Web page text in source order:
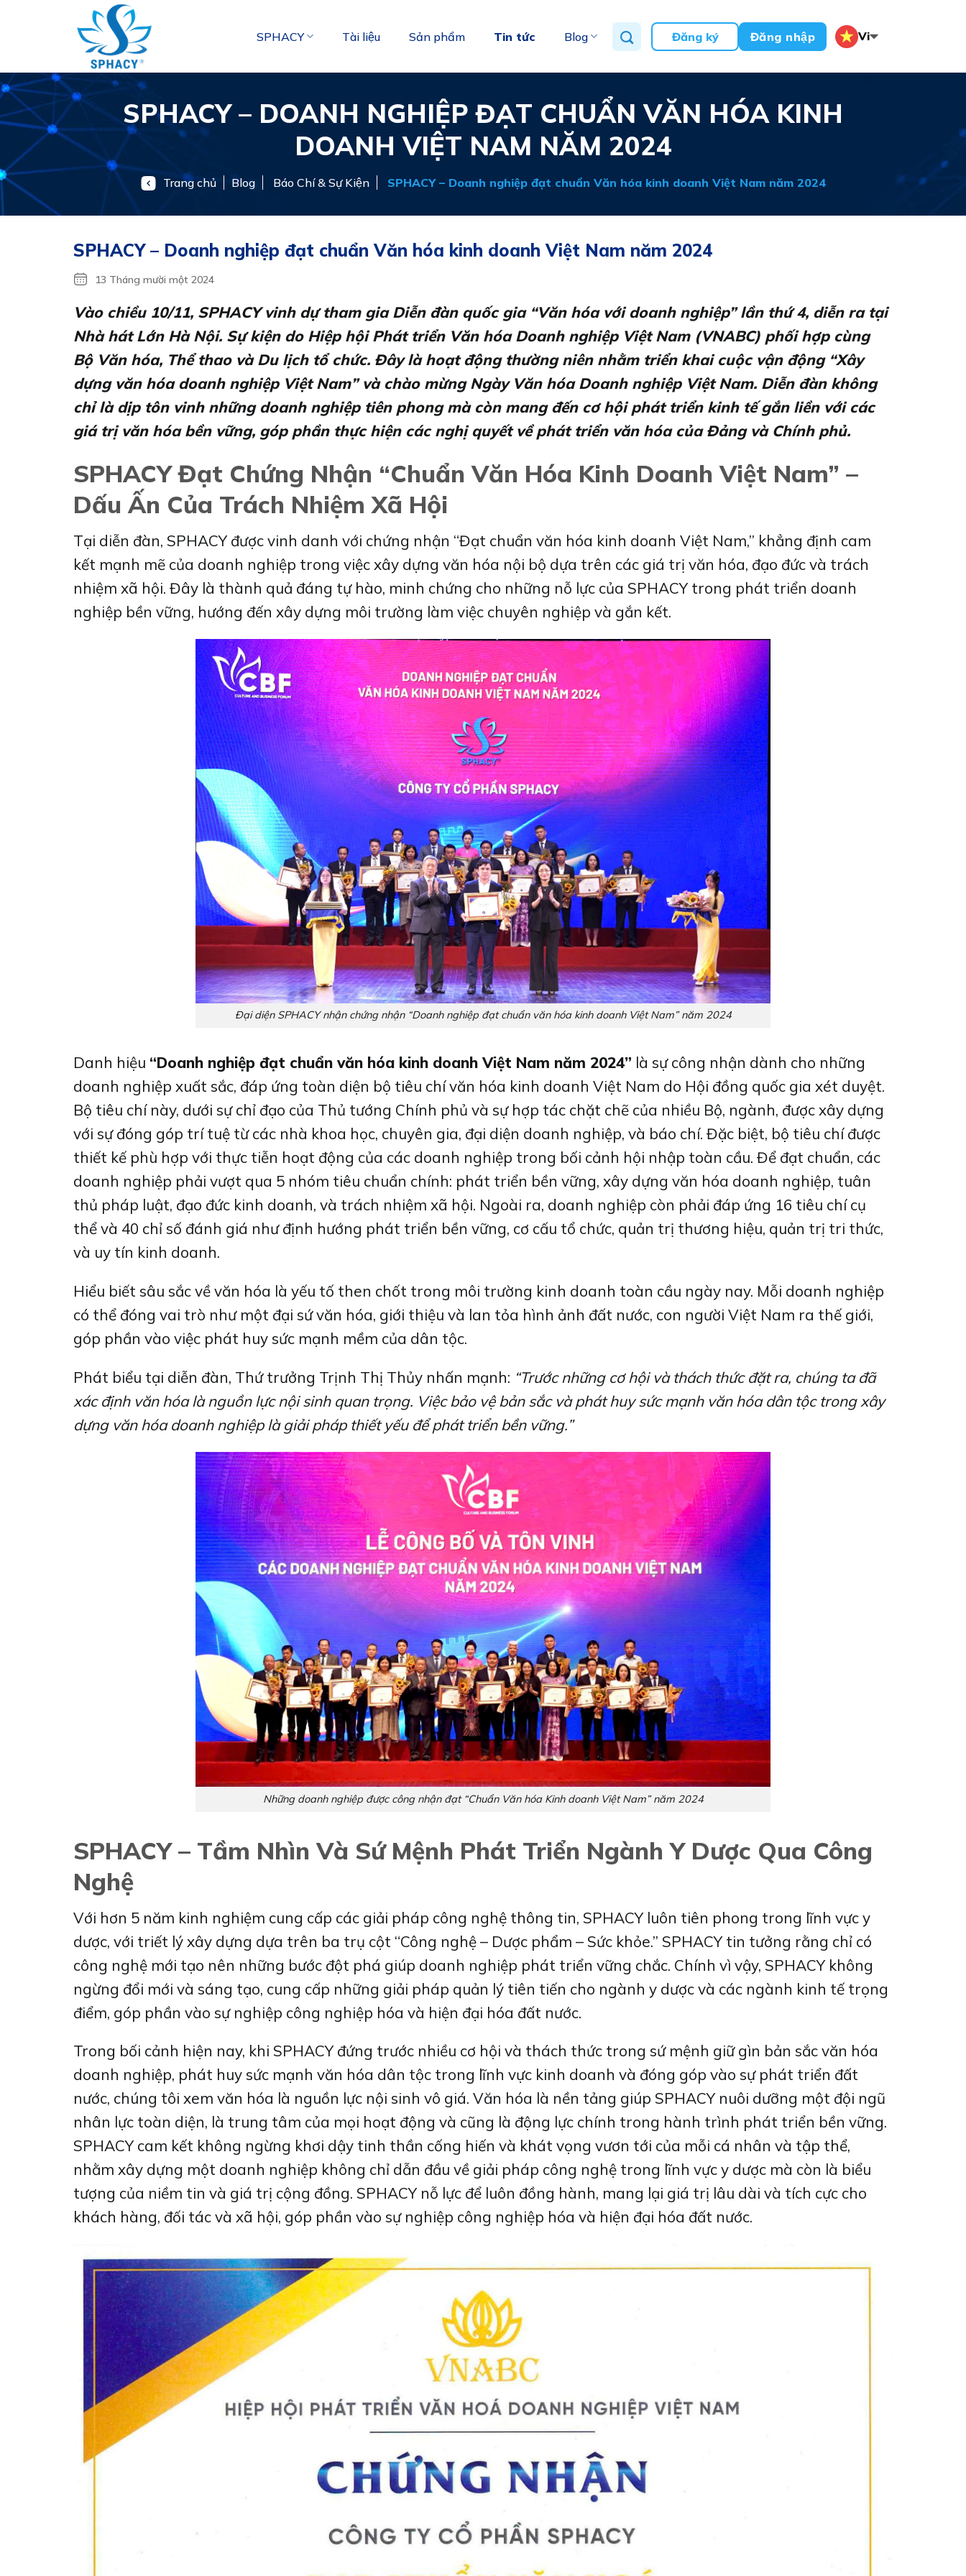
SPHACY Tài liệu Sản phẩm Tin tức Blog Đăng ký Đăng nhập Vi
SPHACY – DOANH NGHIỆP ĐẠT CHUẨN VĂN HÓA KINH
DOANH VIỆT NAM NĂM 2024
Trang chủ Blog Báo Chí & Sự Kiện SPHACY – Doanh nghiệp đạt chuẩn Văn hóa kinh doanh Việt Nam năm 2024
SPHACY – Doanh nghiệp đạt chuẩn Văn hóa kinh doanh Việt Nam năm 2024
13 Tháng mười một 2024
Vào chiều 10/11, SPHACY vinh dự tham gia Diễn đàn quốc gia “Văn hóa với doanh nghiệp” lần thứ 4, diễn ra tại
Nhà hát Lớn Hà Nội. Sự kiện do Hiệp hội Phát triển Văn hóa Doanh nghiệp Việt Nam (VNABC) phối hợp cùng
Bộ Văn hóa, Thể thao và Du lịch tổ chức. Đây là hoạt động thường niên nhằm triển khai cuộc vận động “Xây
dựng văn hóa doanh nghiệp Việt Nam” và chào mừng Ngày Văn hóa Doanh nghiệp Việt Nam. Diễn đàn không
chỉ là dịp tôn vinh những doanh nghiệp tiên phong mà còn mang đến cơ hội phát triển kinh tế gắn liền với các
giá trị văn hóa bền vững, góp phần thực hiện các nghị quyết về phát triển văn hóa của Đảng và Chính phủ.
SPHACY Đạt Chứng Nhận “Chuẩn Văn Hóa Kinh Doanh Việt Nam” –
Dấu Ấn Của Trách Nhiệm Xã Hội
Tại diễn đàn, SPHACY được vinh danh với chứng nhận “Đạt chuẩn văn hóa kinh doanh Việt Nam,” khẳng định cam
kết mạnh mẽ của doanh nghiệp trong việc xây dựng văn hóa nội bộ dựa trên các giá trị văn hóa, đạo đức và trách
nhiệm xã hội. Đây là thành quả đáng tự hào, minh chứng cho những nỗ lực của SPHACY trong phát triển doanh
nghiệp bền vững, hướng đến xây dựng môi trường làm việc chuyên nghiệp và gắn kết.
Đại diện SPHACY nhận chứng nhận “Doanh nghiệp đạt chuẩn văn hóa kinh doanh Việt Nam” năm 2024
Danh hiệu “Doanh nghiệp đạt chuẩn văn hóa kinh doanh Việt Nam năm 2024” là sự công nhận dành cho những
doanh nghiệp xuất sắc, đáp ứng toàn diện bộ tiêu chí văn hóa kinh doanh Việt Nam do Hội đồng quốc gia xét duyệt.
Bộ tiêu chí này, dưới sự chỉ đạo của Thủ tướng Chính phủ và sự hợp tác chặt chẽ của nhiều Bộ, ngành, được xây dựng
với sự đóng góp trí tuệ từ các nhà khoa học, chuyên gia, đại diện doanh nghiệp, và báo chí. Đặc biệt, bộ tiêu chí được
thiết kế phù hợp với thực tiễn hoạt động của các doanh nghiệp trong bối cảnh hội nhập toàn cầu. Để đạt chuẩn, các
doanh nghiệp phải vượt qua 5 nhóm tiêu chuẩn chính: phát triển bền vững, xây dựng văn hóa doanh nghiệp, tuân
thủ pháp luật, đạo đức kinh doanh, và trách nhiệm xã hội. Ngoài ra, doanh nghiệp còn phải đáp ứng 16 tiêu chí cụ
thể và 40 chỉ số đánh giá như định hướng phát triển bền vững, cơ cấu tổ chức, quản trị thương hiệu, quản trị tri thức,
và uy tín kinh doanh.
Hiểu biết sâu sắc về văn hóa là yếu tố then chốt trong môi trường kinh doanh toàn cầu ngày nay. Mỗi doanh nghiệp
có thể đóng vai trò như một đại sứ văn hóa, giới thiệu và lan tỏa hình ảnh đất nước, con người Việt Nam ra thế giới,
góp phần vào việc phát huy sức mạnh mềm của dân tộc.
Phát biểu tại diễn đàn, Thứ trưởng Trịnh Thị Thủy nhấn mạnh: “Trước những cơ hội và thách thức đặt ra, chúng ta đã
xác định văn hóa là nguồn lực nội sinh quan trọng. Việc bảo vệ bản sắc và phát huy sức mạnh văn hóa dân tộc trong xây
dựng văn hóa doanh nghiệp là giải pháp thiết yếu để phát triển bền vững.”
Những doanh nghiệp được công nhận đạt “Chuẩn Văn hóa Kinh doanh Việt Nam” năm 2024
SPHACY – Tầm Nhìn Và Sứ Mệnh Phát Triển Ngành Y Dược Qua Công
Nghệ
Với hơn 5 năm kinh nghiệm cung cấp các giải pháp công nghệ thông tin, SPHACY luôn tiên phong trong lĩnh vực y
dược, với triết lý xây dựng dựa trên ba trụ cột “Công nghệ – Dược phẩm – Sức khỏe.” SPHACY tin tưởng rằng chỉ có
công nghệ mới tạo nên những bước đột phá giúp doanh nghiệp phát triển vững chắc. Chính vì vậy, SPHACY không
ngừng đổi mới và sáng tạo, cung cấp những giải pháp quản lý tiên tiến cho ngành y dược và các ngành kinh tế trọng
điểm, góp phần vào sự nghiệp công nghiệp hóa và hiện đại hóa đất nước.
Trong bối cảnh hiện nay, khi SPHACY đứng trước nhiều cơ hội và thách thức trong sứ mệnh giữ gìn bản sắc văn hóa
doanh nghiệp, phát huy sức mạnh văn hóa dân tộc trong lĩnh vực kinh doanh và đóng góp vào sự phát triển đất
nước, chúng tôi xem văn hóa là nguồn lực nội sinh vô giá. Văn hóa là nền tảng giúp SPHACY nuôi dưỡng một đội ngũ
nhân lực toàn diện, là trung tâm của mọi hoạt động và cũng là động lực chính trong hành trình phát triển bền vững.
SPHACY cam kết không ngừng khơi dậy tinh thần cống hiến và khát vọng vươn tới của mỗi cá nhân và tập thể,
nhằm xây dựng một doanh nghiệp không chỉ dẫn đầu về giải pháp công nghệ trong lĩnh vực y dược mà còn là biểu
tượng của niềm tin và giá trị cộng đồng. SPHACY nỗ lực để luôn đồng hành, mang lại giá trị lâu dài và tích cực cho
khách hàng, đối tác và xã hội, góp phần vào sự nghiệp công nghiệp hóa và hiện đại hóa đất nước.